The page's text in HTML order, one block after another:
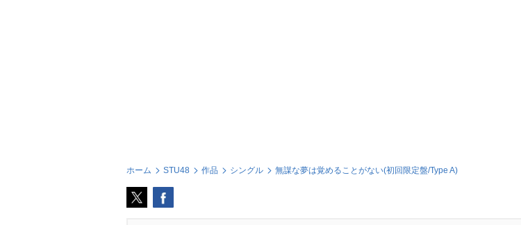
ホーム STU48 作品 シングル 無謀な夢は覚めることがない(初回限定盤/Type A)